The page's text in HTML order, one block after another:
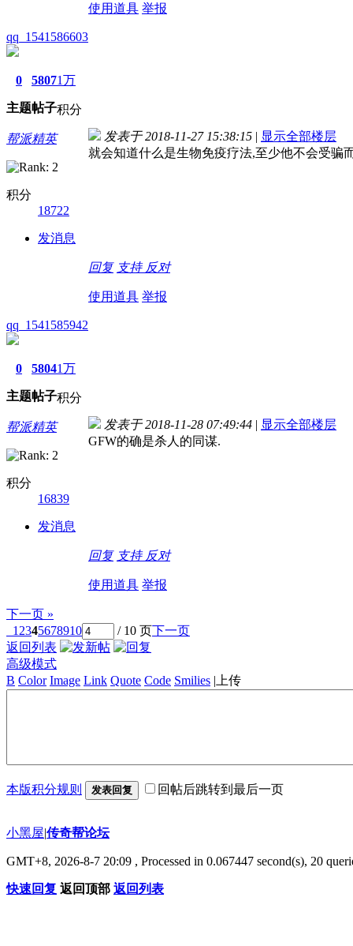
使用道具 举报
qq_1541586603
0
主题
5807
帖子
1万
积分
帮派精英
积分
18722
发消息
发表于 2018-11-27 15:38:15 | 显示全部楼层
就会知道什么是生物免疫疗法,至少他不会受骗
回复 支持 反对
使用道具 举报
qq_1541585942
0
主题
5804
帖子
1万
积分
帮派精英
积分
16839
发消息
发表于 2018-11-28 07:49:44 | 显示全部楼层
GFW的确是杀人的同谋.
回复 支持 反对
使用道具 举报
下一页 »
1 2345678910 / 10 页下一页
返回列表
高级模式
B Color Image Link Quote Code Smilies | 上传
本版积分规则 发表回复 回帖后跳转到最后一页
小黑屋|传奇帮论坛
GMT+8, 2026-8-7 20:09 , Processed in 0.067447 second(s), 20
快速回复 返回顶部 返回列表